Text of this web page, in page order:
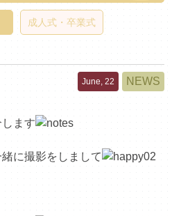
成人式・卒業式
June, 22 NEWS
ます
に撮影をしまして